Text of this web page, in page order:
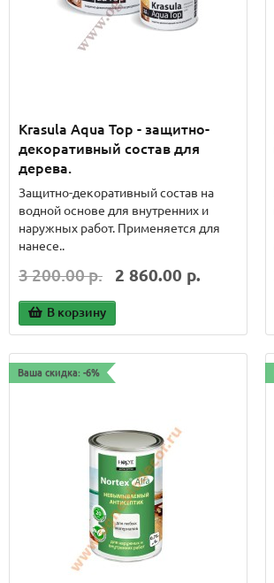
Krasula Aqua Top - защитно-
декоративный состав для
дерева.
Защитно-декоративный состав на
водной основе для внутренних и
наружных работ. Применяется для
нанесе..
3 200.00 р. 2 860.00 р.
В корзину
Ваша скидка: -6%